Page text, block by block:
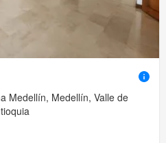
Medellín, Medellín, Valle de